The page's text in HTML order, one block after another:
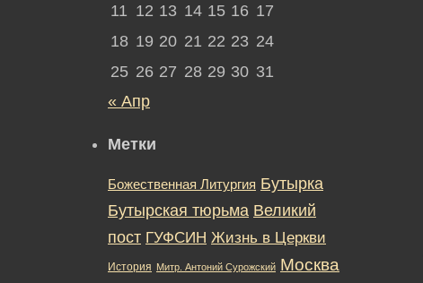
11 12 13 14 15 16 17
18 19 20 21 22 23 24
25 26 27 28 29 30 31
« Апр
Метки
Божественная Литургия Бутырка
Бутырская тюрьма Великий
пост ГУФСИН Жизнь в Церкви
История Митр. Антоний Сурожский Москва